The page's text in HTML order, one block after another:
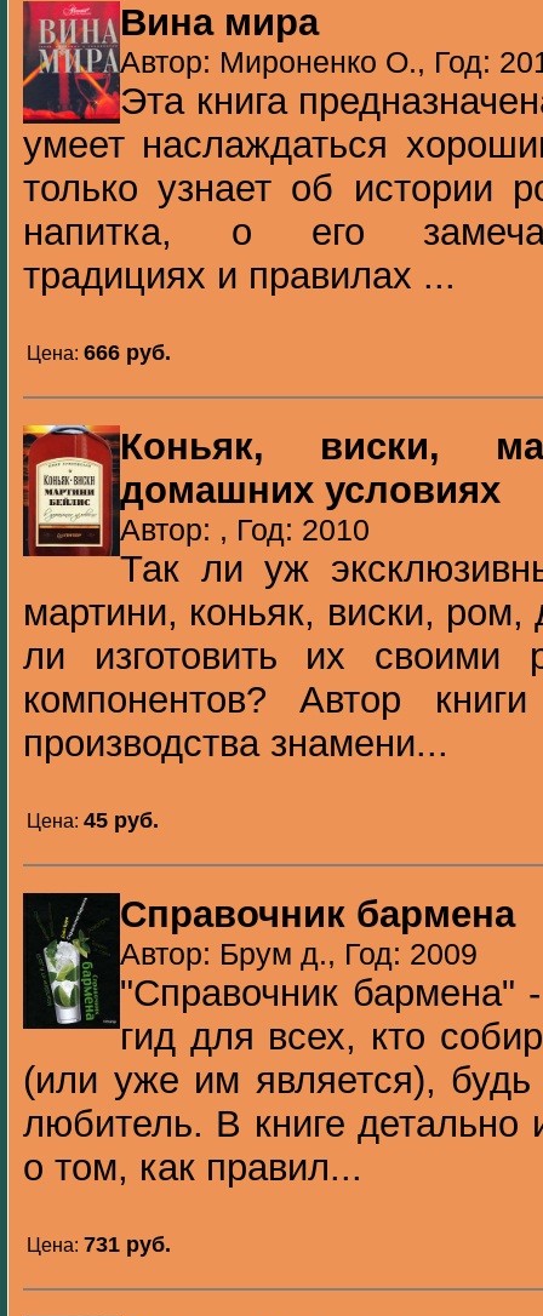
Вина мира
Автор: Мироненко О., Год:
Эта книга
умеет наслаждаться
только узнает об истории
напитка, о его
традициях и правилах ...
Цена: 666 pуб.
Коньяк, виски,
домашних условиях
Автор: , Год: 2010
Так ли уж
мартини, коньяк, виски,
ли изготовить их своими
компонентов? Автор
производства знамени...
Цена: 45 pуб.
Справочник бармена
Автор: Брум д., Год: 2009
"Справочник бармена"
гид для всех, кто
(или уже им является),
любитель. В книге
о том, как правил...
Цена: 731 pуб.